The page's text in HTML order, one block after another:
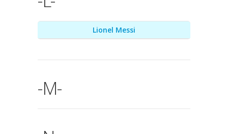
Lionel Messi
-M-